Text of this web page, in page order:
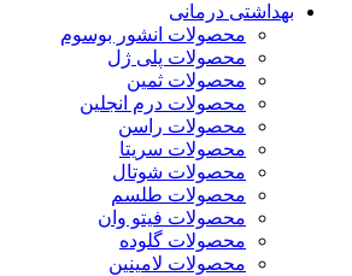
بهداشتی درمانی
محصولات انشور بوسوم
محصولات پلی ژل
محصولات ثمین
محصولات درم انجلین
محصولات راسن
محصولات سریتا
محصولات شوتال
محصولات طلسم
محصولات فیتو وان
محصولات گلوده
محصولات لامینین